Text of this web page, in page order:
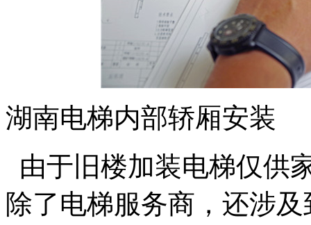
湖南电梯内部轿厢安装
由于旧楼加装电梯仅供
除了电梯服务商，还涉